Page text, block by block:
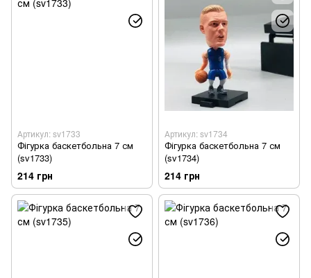
Артикул: sv1733
Фігурка баскетбольна 7 см
(sv1733)
214 грн
Артикул: sv1734
Фігурка баскетбольна 7 см
(sv1734)
214 грн